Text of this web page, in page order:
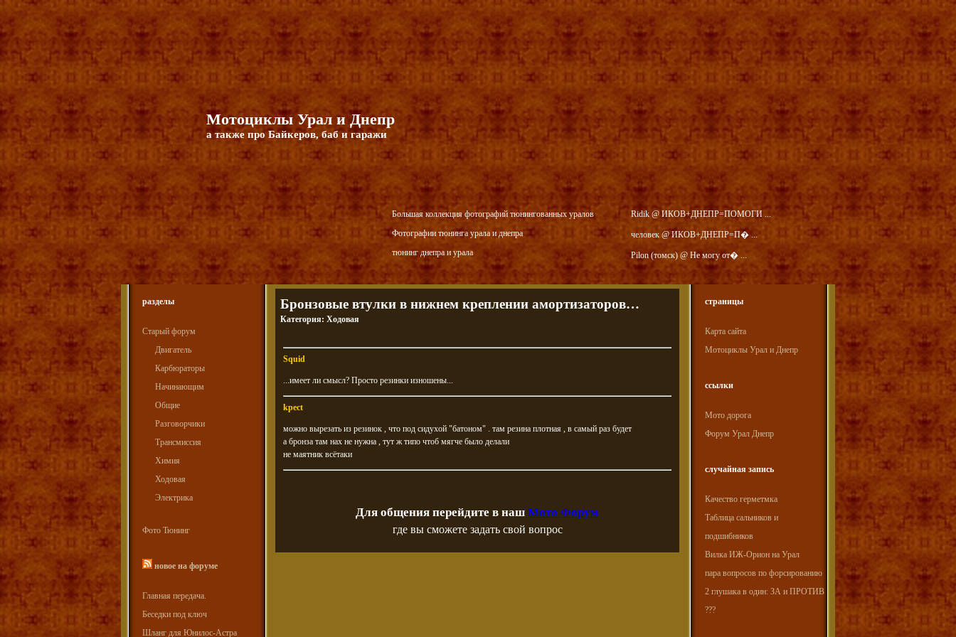
Мотоциклы Урал и Днепр
а также про Байкеров, баб и гаражи
Большая коллекция фотографий тюнингованных уралов
Фотографии тюнинга урала и днепра
тюнинг днепра и урала
Ridik @ ИКОВ+ДНЕПР=ПОМОГИ ...
человек @ ИКОВ+ДНЕПР=П� ...
Pilon (томск) @ Не могу от� ...
разделы
Старый форум
Двигатель
Карбюраторы
Начинающим
Общие
Разговорчики
Трансмиссия
Химия
Ходовая
Электрика
Фото Тюнинг
новое на форуме
Главная передача.
Беседки под ключ
Шланг для Юнилос-Астра
Бронзовые втулки в нижнем креплении амортизаторов…
Категория: Ходовая
Squid
...имеет ли смысл? Просто резинки изношены...
kpect
можно вырезать из резинок , что под сидухой "батоном" . там резина плотная , в самый раз будет
а бронза там нах не нужна , тут ж типо чтоб мягче было делали
не маятник всётаки
Для общения перейдите в наш Мото Форум
где вы сможете задать свой вопрос
страницы
Карта сайта
Мотоциклы Урал и Днепр
ссылки
Мото дорога
Форум Урал Днепр
случайная запись
Качество герметмка
Таблица сальников и
подшибников
Вилка ИЖ-Орион на Урал
пара вопросов по форсированию
2 глушака в один: ЗА и ПРОТИВ
???